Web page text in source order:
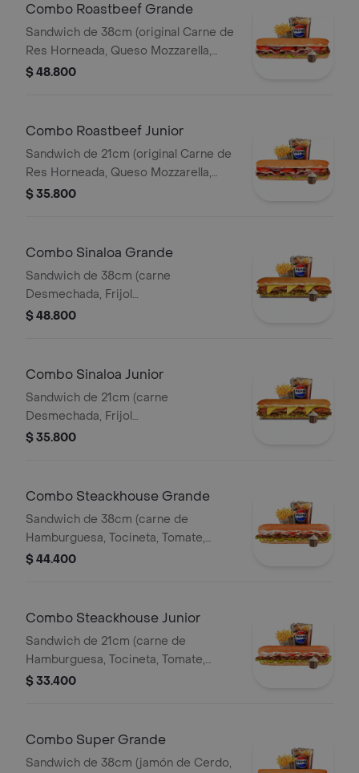
Combo Roastbeef Grande
Sandwich de 38cm (original Carne de
Res Horneada, Queso Mozzarella,
Tomate, Lechuga, Salsa BBQ y Salsa
$ 48.800
Combo Roastbeef Junior
Sandwich de 21cm (original Carne de
Res Horneada, Queso Mozzarella,
Tomate, Lechuga, Salsa BBQ y Salsa
$ 35.800
Combo Sinaloa Grande
Sandwich de 38cm (carne
Desmechada, Frijol
Refrito,guacamole,jalapeños,pico de
Pet400ml.
$ 48.800
Combo Sinaloa Junior
Sandwich de 21cm (carne
Desmechada, Frijol
Refrito,guacamole,jalapeños,pico de
Pet400ml.
$ 35.800
Combo Steackhouse Grande
Sandwich de 38cm (carne de
Hamburguesa, Tocineta, Tomate,
Lechuga, Pepinillos, Queso Mozzarella
$ 44.400
Combo Steackhouse Junior
Sandwich de 21cm (carne de
Hamburguesa, Tocineta, Tomate,
Lechuga, Pepinillos, Queso Mozzarella
$ 33.400
Combo Super Grande
Sandwich de 38cm (jamón de Cerdo,